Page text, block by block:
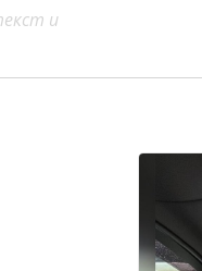
и